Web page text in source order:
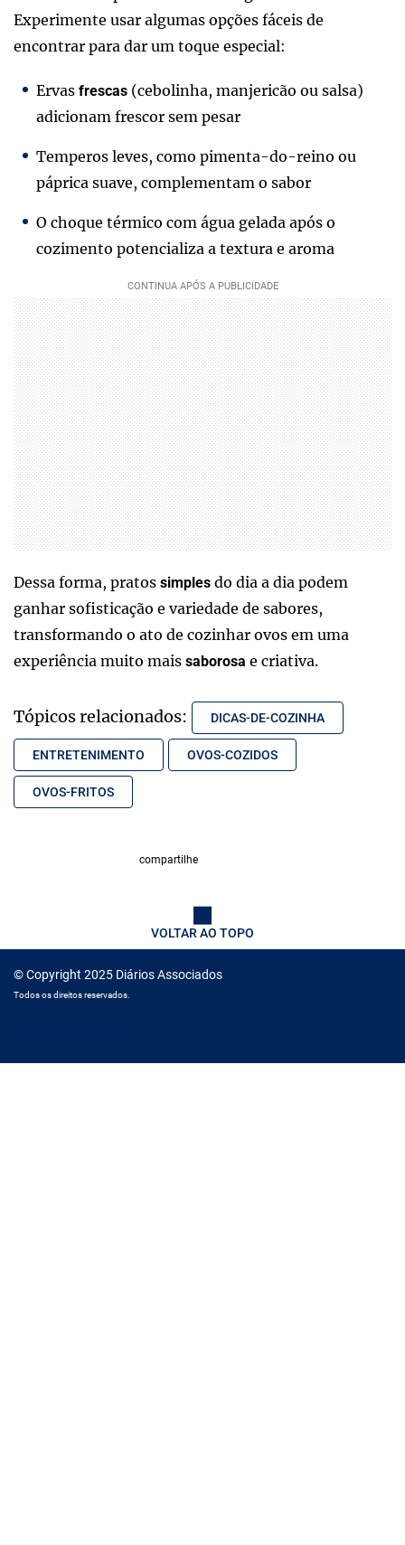
Experimente usar algumas opções fáceis de
encontrar para dar um toque especial:
Ervas frescas (cebolinha, manjericão ou salsa)
adicionam frescor sem pesar
Temperos leves, como pimenta-do-reino ou
páprica suave, complementam o sabor
O choque térmico com água gelada após o
cozimento potencializa a textura e aroma
Dessa forma, pratos simples do dia a dia podem
ganhar sofisticação e variedade de sabores,
transformando o ato de cozinhar ovos em uma
experiência muito mais saborosa e criativa.
Tópicos relacionados: DICAS-DE-COZINHA
ENTRETENIMENTO OVOS-COZIDOS
OVOS-FRITOS
compartilhe
VOLTAR AO TOPO
© Copyright 2025 Diários Associados
Todos os direitos reservados.